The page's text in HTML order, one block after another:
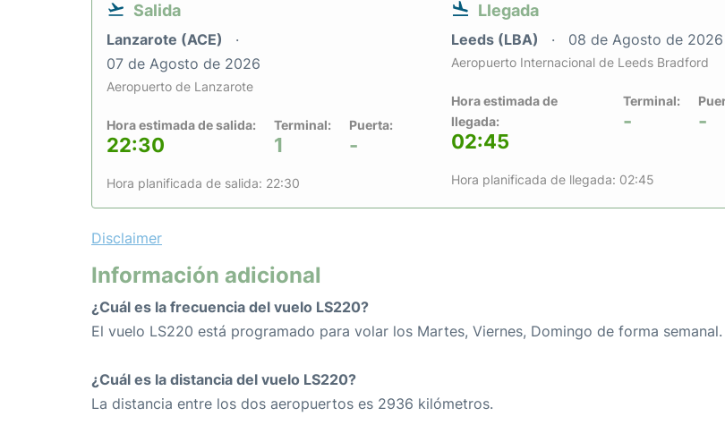
Salida
Lanzarote (ACE)
07 de Agosto de 2026
Aeropuerto de Lanzarote
Hora estimada de salida:
22:30
Terminal:
1
Puerta:
-
Hora planificada de salida: 22:30
Llegada
Leeds (LBA) 08 de Agosto de 2026
Aeropuerto Internacional de Leeds Bradford
Hora estimada de
llegada:
02:45
Terminal:
- -
Hora planificada de llegada: 02:45
Disclaimer
Información adicional
¿Cuál es la frecuencia del vuelo LS220?
El vuelo LS220 está programado para volar los Martes, Viernes, Domingo de forma semanal.
¿Cuál es la distancia del vuelo LS220?
La distancia entre los dos aeropuertos es 2936 kilómetros.